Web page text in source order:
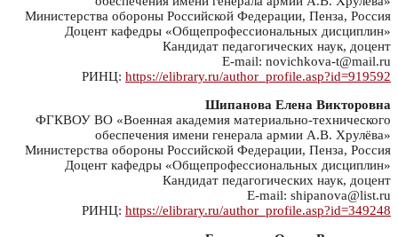
Министерства обороны Российской Федерации, Пенза, Россия
Доцент кафедры «Общепрофессиональных дисциплин»
Кандидат педагогических наук, доцент
E-mail: novichkova-t@mail.ru
РИНЦ: https://elibrary.ru/author_profile.asp?id=919592
Шипанова Елена Викторовна
ФГКВОУ ВО «Военная академия материально-технического
обеспечения имени генерала армии А.В. Хрулёва»
Министерства обороны Российской Федерации, Пенза, Россия
Доцент кафедры «Общепрофессиональных дисциплин»
Кандидат педагогических наук, доцент
E-mail: shipanova@list.ru
РИНЦ: https://elibrary.ru/author_profile.asp?id=349248